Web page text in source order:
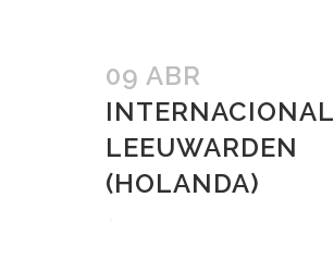
09 ABR
INTERNACIONAL
LEEUWARDEN
(HOLANDA)